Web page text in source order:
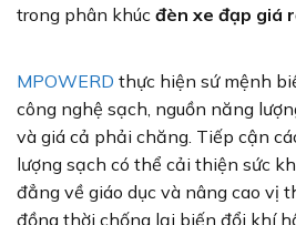
trong phân khúc đèn xe đạp giá
MPOWERD thực hiện sứ mệnh
công nghệ sạch, nguồn năng
và giá cả phải chăng. Tiếp cận
lượng sạch có thể cải thiện sức
đẳng về giáo dục và nâng cao vị
đồng thời chống lại biến đổi khí